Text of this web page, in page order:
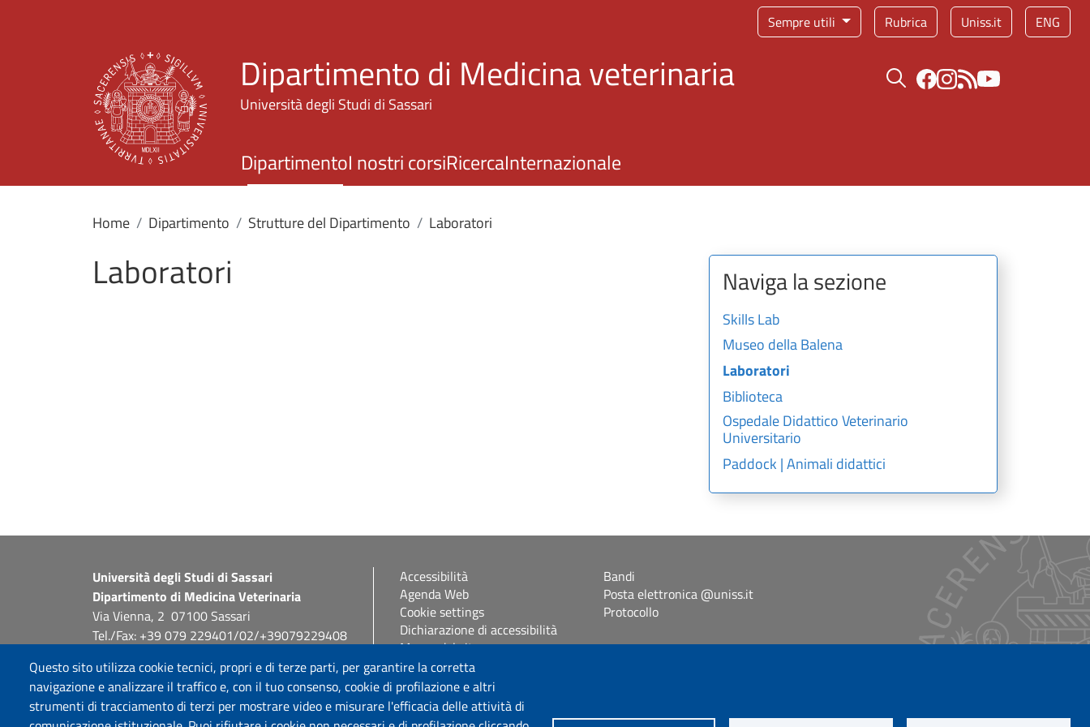
Sempre utili Rubrica Uniss.it ENG
Questo sito utilizza cookie tecnici, propri e di terze parti, per garantire la corretta
navigazione e analizzare il traffico e, con il tuo consenso, cookie di profilazione e altri
strumenti di tracciamento di terzi per mostrare video e misurare l'efficacia delle attività di
Dipartimento di Medicina veterinaria
Università degli Studi di Sassari
Bottone cerca
DipartimentoI nostri corsiRicercaInternazionale
Home Dipartimento Strutture del Dipartimento Laboratori
Laboratori Naviga la sezione
Skills Lab
Museo della Balena
Laboratori
Biblioteca
Ospedale Didattico Veterinario
Universitario
Paddock | Animali didattici
Università degli Studi di Sassari
Dipartimento di Medicina Veterinaria
Via Vienna, 2 07100 Sassari
Tel./Fax: +39 079 229401/02/+39079229408
www.uniss.it
Accessibilità
Agenda Web
Cookie settings
Dichiarazione di accessibilità
Mappa del sito
Self Studenti
eUniss
Bandi
Posta elettronica @uniss.it
Protocollo